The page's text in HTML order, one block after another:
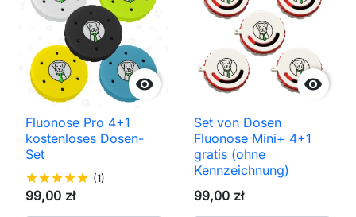

Fluonose Pro 4+1
kostenloses Dosen-
Set
starstarstarstarstar (1)
99,00 zł

Set von Dosen
Fluonose Mini+ 4+1
gratis (ohne
Kennzeichnung)
99,00 zł